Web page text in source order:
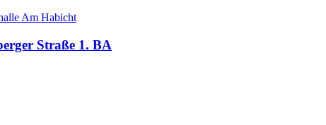
Am Habicht
Straße 1. BA